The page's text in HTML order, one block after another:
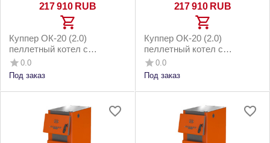
217 910 RUB
Куппер ОК-20 (2.0)
пеллетный котел с
горелкой 26 Комфорт 3.0 и
котельным бункером до
200м2
0.0
Под заказ
217 910 RUB
Куппер ОК-20 (2.0)
пеллетный котел с
горелкой 26 Комфорт 3.0 и
напольным бункером до
200м2
0.0
Под заказ